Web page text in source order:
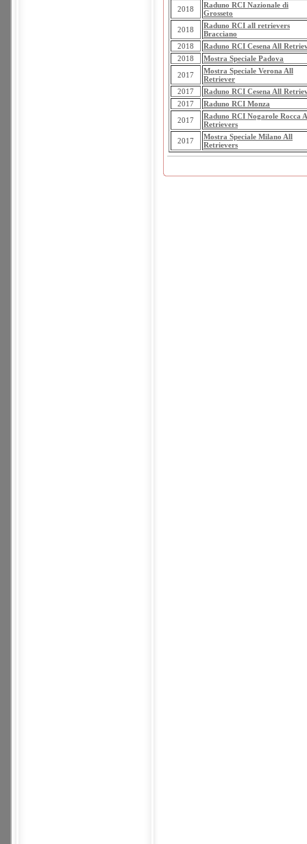
2018
Raduno RCI Nazionale di
Grosseto
2018
Raduno RCI all retrievers
Bracciano
2018
Raduno RCI Cesena All
2018
Mostra Speciale Padova
2017
Mostra Speciale Verona All
Retriever
2017
Raduno RCI Cesena All
2017
Raduno RCI Monza
2017
Raduno RCI Nogarole Rocca
Retrievers
2017
Mostra Speciale Milano All
Retrievers